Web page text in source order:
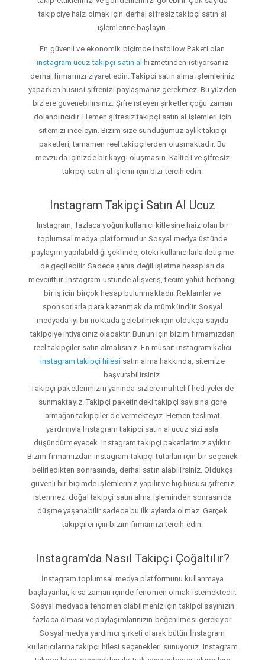
takipçiye haiz olmak için derhal şifresiz takipçi satın al
işlemlerine başlayın.
En güvenli ve ekonomik biçimde insfollow Paketi olan
instagram ucuz takipçi satın al hizmetinden istiyorsanız
derhal firmamızı ziyaret edin. Takipçi satın alma işlemleriniz
yaparken hususi şifrenizi paylaşmanız gerekmez. Bu yüzden
bizlere güvenebilirsiniz. Şifre isteyen şirketler çoğu zaman
dolandırıcıdır. Hemen şifresiz takipçi satın al işlemleri için
sitemizi inceleyin. Bizim size sunduğumuz aylık takipçi
paketleri, tamamen reel takipçilerden oluşmaktadır. Bu
mevzuda içinizde bir kaygı oluşmasın. Kaliteli ve şifresiz
takipçi satın al işlemi için bizi tercih edin.
Instagram Takipçi Satın Al Ucuz
Instagram, fazlaca yoğun kullanıcı kitlesine haiz olan bir
toplumsal medya platformudur. Sosyal medya üstünde
paylaşım yapılabildiği şeklinde, öteki kullanıcılarla iletişime
de geçilebilir. Sadece şahıs değil işletme hesapları da
mevcuttur. Instagram üstünde alışveriş, tecim yahut herhangi
bir iş için birçok hesap bulunmaktadır. Reklamlar ve
sponsorlarla para kazanmak da mümkündür. Sosyal
medyada iyi bir noktada gelebilmek için oldukça sayıda
takipçiye ihtiyacınız olacaktır. Bunun için bizim firmamızdan
reel takipçiler satın almalısınız. En müsait instagram kalıcı
instagram takipçi hilesisatın alma hakkında, sitemize
başvurabilirsiniz.
Takipçi paketlerimizin yanında sizlere muhtelif hediyeler de
sunmaktayız. Takipçi paketindeki takipçi sayısına gore
armağan takipçiler de vermekteyiz. Hemen teslimat
yardımıyla Instagram takipçi satın al ucuz sizi asla
düşündürmeyecek. Instagram takipçi paketlerimiz aylıktır.
Bizim firmamızdan instagram takipçi tutarları için bir seçenek
belirledikten sonrasında, derhal satın alabilirsiniz. Oldukça
güvenli bir biçimde işlemleriniz yapılır ve hiç hususi şifreniz
istenmez. doğal takipçi satın alma işleminden sonrasında
düşme yaşanabilir sadece bu ilk aylarda olmaz. Gerçek
takipçiler için bizim firmamızı tercih edin.
Instagram’da Nasıl Takipçi Çoğaltılır?
İnstagram toplumsal medya platformunu kullanmaya
başlayanlar, kısa zaman içinde fenomen olmak istemektedir.
Sosyal medyada fenomen olabilmeniz için takipçi sayınızın
fazlaca olması ve paylaşımlarınızın beğenilmesi gerekiyor.
Sosyal medya yardımcı şirketi olarak bütün İnstagram
kullanıcılarına takipçi hilesi seçenekleri sunuyoruz. Instagram